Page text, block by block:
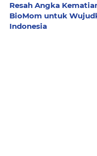
Resah Angka
BioMom untuk
Indonesia